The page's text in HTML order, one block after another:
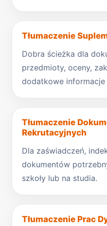
Tłumaczenie
Dobra ścieżka dla
przedmioty, oceny,
dodatkowe informacje
Tłumaczenie
Rekrutacyjnych
Dla zaświadczeń,
dokumentów
szkoły lub na studia.
Tłumaczenie Prac